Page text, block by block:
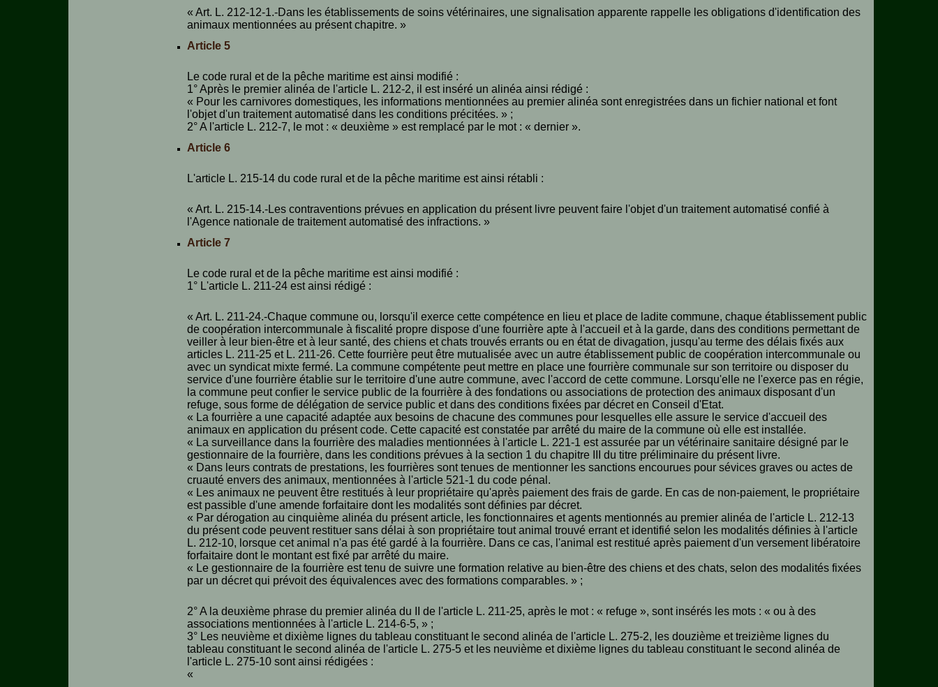
« Art. L. 212-12-1.-Dans les établissements de soins vétérinaires, une signalisation apparente rappelle les obligations d'identification des
animaux mentionnées au présent chapitre. »
Article 5
Le code rural et de la pêche maritime est ainsi modifié :
1° Après le premier alinéa de l'article L. 212-2, il est inséré un alinéa ainsi rédigé :
« Pour les carnivores domestiques, les informations mentionnées au premier alinéa sont enregistrées dans un fichier national et font
l'objet d'un traitement automatisé dans les conditions précitées. » ;
2° A l'article L. 212-7, le mot : « deuxième » est remplacé par le mot : « dernier ».
Article 6
L'article L. 215-14 du code rural et de la pêche maritime est ainsi rétabli :
« Art. L. 215-14.-Les contraventions prévues en application du présent livre peuvent faire l'objet d'un traitement automatisé confié à
l'Agence nationale de traitement automatisé des infractions. »
Article 7
Le code rural et de la pêche maritime est ainsi modifié :
1° L'article L. 211-24 est ainsi rédigé :
« Art. L. 211-24.-Chaque commune ou, lorsqu'il exerce cette compétence en lieu et place de ladite commune, chaque établissement public
de coopération intercommunale à fiscalité propre dispose d'une fourrière apte à l'accueil et à la garde, dans des conditions permettant de
veiller à leur bien-être et à leur santé, des chiens et chats trouvés errants ou en état de divagation, jusqu'au terme des délais fixés aux
articles L. 211-25 et L. 211-26. Cette fourrière peut être mutualisée avec un autre établissement public de coopération intercommunale ou
avec un syndicat mixte fermé. La commune compétente peut mettre en place une fourrière communale sur son territoire ou disposer du
service d'une fourrière établie sur le territoire d'une autre commune, avec l'accord de cette commune. Lorsqu'elle ne l'exerce pas en régie,
la commune peut confier le service public de la fourrière à des fondations ou associations de protection des animaux disposant d'un
refuge, sous forme de délégation de service public et dans des conditions fixées par décret en Conseil d'Etat.
« La fourrière a une capacité adaptée aux besoins de chacune des communes pour lesquelles elle assure le service d'accueil des
animaux en application du présent code. Cette capacité est constatée par arrêté du maire de la commune où elle est installée.
« La surveillance dans la fourrière des maladies mentionnées à l'article L. 221-1 est assurée par un vétérinaire sanitaire désigné par le
gestionnaire de la fourrière, dans les conditions prévues à la section 1 du chapitre III du titre préliminaire du présent livre.
« Dans leurs contrats de prestations, les fourrières sont tenues de mentionner les sanctions encourues pour sévices graves ou actes de
cruauté envers des animaux, mentionnées à l'article 521-1 du code pénal.
« Les animaux ne peuvent être restitués à leur propriétaire qu'après paiement des frais de garde. En cas de non-paiement, le propriétaire
est passible d'une amende forfaitaire dont les modalités sont définies par décret.
« Par dérogation au cinquième alinéa du présent article, les fonctionnaires et agents mentionnés au premier alinéa de l'article L. 212-13
du présent code peuvent restituer sans délai à son propriétaire tout animal trouvé errant et identifié selon les modalités définies à l'article
L. 212-10, lorsque cet animal n'a pas été gardé à la fourrière. Dans ce cas, l'animal est restitué après paiement d'un versement libératoire
forfaitaire dont le montant est fixé par arrêté du maire.
« Le gestionnaire de la fourrière est tenu de suivre une formation relative au bien-être des chiens et des chats, selon des modalités fixées
par un décret qui prévoit des équivalences avec des formations comparables. » ;
2° A la deuxième phrase du premier alinéa du II de l'article L. 211-25, après le mot : « refuge », sont insérés les mots : « ou à des
associations mentionnées à l'article L. 214-6-5, » ;
3° Les neuvième et dixième lignes du tableau constituant le second alinéa de l'article L. 275-2, les douzième et treizième lignes du
tableau constituant le second alinéa de l'article L. 275-5 et les neuvième et dixième lignes du tableau constituant le second alinéa de
l'article L. 275-10 sont ainsi rédigées :
«